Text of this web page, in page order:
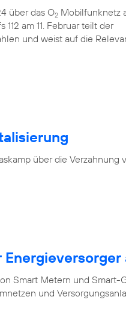
über das O2 Mobilfunknetz
am 11. Februar teilt der
und weist auf die
über die Verzahnung
Smart Metern und Smart-
und